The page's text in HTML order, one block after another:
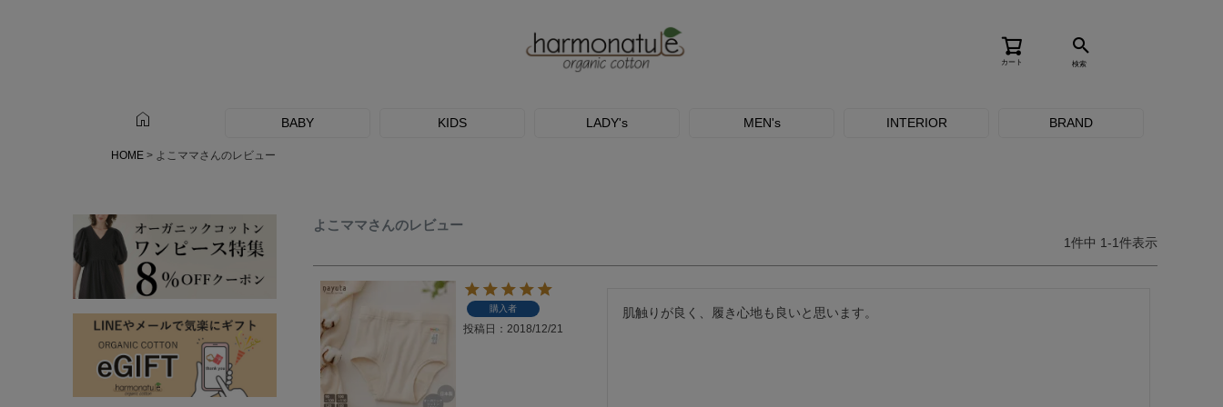
カート 検索
home BABY KIDS LADY's MEN's INTERIOR BRAND
HOME よこママさんのレビュー
よこママさんのレビュー
1件中 1-1件表示
購入者
投稿日 2018/12/21
肌触りが良く、履き心地も良いと思います。